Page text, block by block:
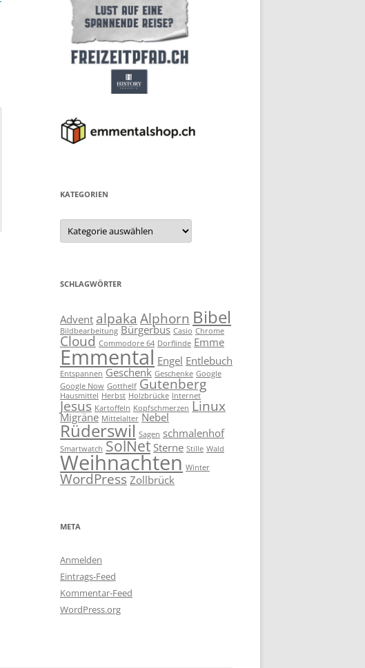
KATEGORIEN
Kategorien
SCHLAGWÖRTER
Advent alpaka Alphorn Bibel
Bildbearbeitung Bürgerbus Casio Chrome
Cloud Commodore 64 Dorflinde Emme
Emmental Engel Entlebuch
Entspannen Geschenk Geschenke Google
Google Now Gotthelf Gutenberg
Hausmittel Herbst Holzbrücke Internet
Jesus Kartoffeln Kopfschmerzen Linux
Migräne Mittelalter Nebel
Rüderswil Sagen schmalenhof
Smartwatch SolNet Sterne Stille Wald
Weihnachten Winter
WordPress Zollbrück
META
Anmelden
Eintrags-Feed
Kommentar-Feed
WordPress.org